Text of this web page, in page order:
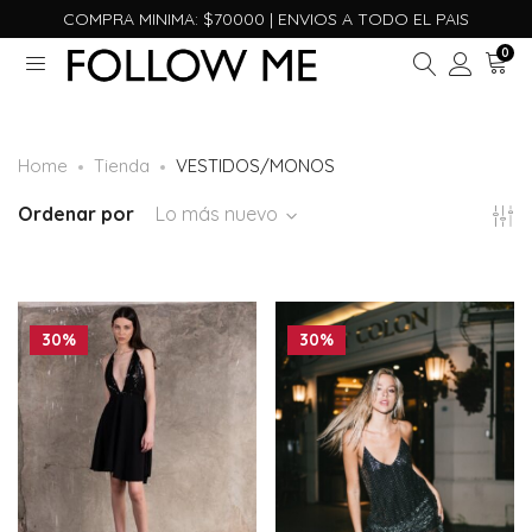
COMPRA MINIMA: $70000 | ENVIOS A TODO EL PAIS
0
Home Tienda VESTIDOS/MONOS
Ordenar por Lo más nuevo
30% 30%